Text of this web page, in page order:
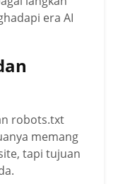
era AI
robots.txt
memang
tapi tujuan